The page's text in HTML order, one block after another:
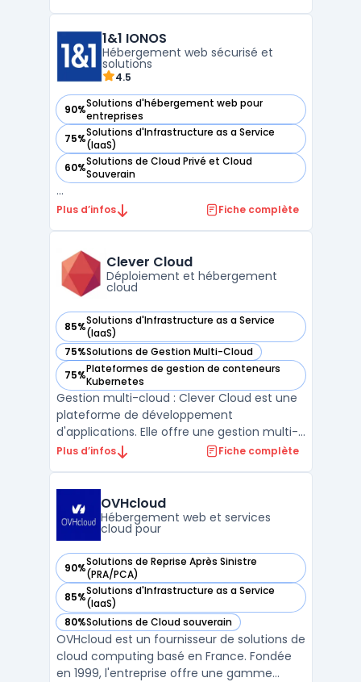
l'hébergement. DRI propose une gamme
variée de services, allant de l'hébergement
mutualisé ...
1&1 IONOS
Hébergement web sécurisé et
solutions
4.5
90%Solutions d'hébergement web pour
entreprises
— voir 1&1 IONOS dans cette catégorie
75%Solutions d'Infrastructure as a Service
(IaaS)
— voir 1&1 IONOS dans cette catégorie
60%Solutions de Cloud Privé et Cloud
Souverain
— voir 1&1 IONOS dans cette catégorie
...
Plus d’infos Fiche complète
Clever Cloud
Déploiement et hébergement
cloud
85%Solutions d'Infrastructure as a Service
(IaaS)
— voir Clever Cloud dans cette catégorie
75%Solutions de Gestion Multi-Cloud
— voir Clever Cloud dans cette catégorie
75%Plateformes de gestion de conteneurs
Kubernetes
— voir Clever Cloud dans cette catégorie
Gestion multi-cloud : Clever Cloud est une
plateforme de développement
d'applications. Elle offre une gestion multi-
cloud automatique pour les infrastructures
Clever Cloud, les développeurs peuvent
facilement déployer leurs ap ...
Plus d’infos Fiche complète
OVHcloud
Hébergement web et services
cloud pour
90%Solutions de Reprise Après Sinistre
(PRA/PCA)
— voir OVHcloud dans cette catégorie
85%Solutions d'Infrastructure as a Service
(IaaS)
— voir OVHcloud dans cette catégorie
80%Solutions de Cloud souverain
— voir OVHcloud dans cette catégorie
OVHcloud est un fournisseur de solutions de
cloud computing basé en France. Fondée
en 1999, l'entreprise offre une gamme